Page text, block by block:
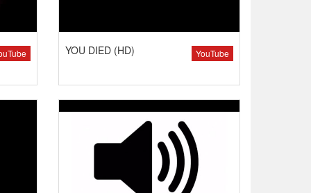
YouTube
YOU DIED (HD)